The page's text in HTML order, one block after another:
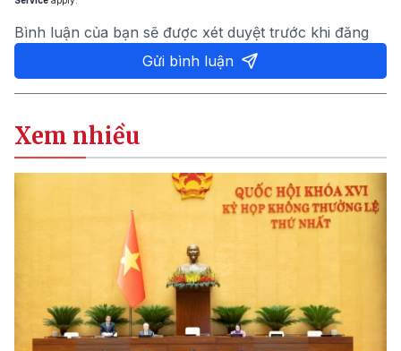
Bình luận của bạn sẽ được xét duyệt trước khi đăng
Gửi bình luận
Xem nhiều